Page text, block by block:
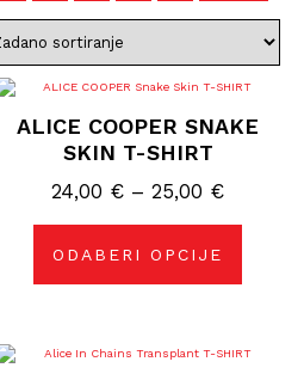
ALICE COOPER SNAKE
SKIN T-SHIRT
24,00 € – 25,00 €Raspon
cijena:
24,00 €
ODABERI OPCIJE
Ovaj
ima
varijanti.
se
odabrati
stranici
proizvoda